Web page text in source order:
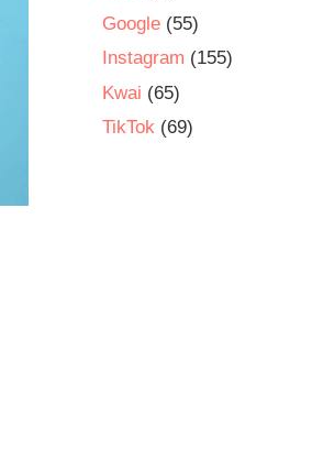
Google(55)
Instagram (155)
Kwai (65)
TikTok(69)